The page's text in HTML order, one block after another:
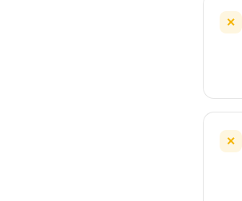
✕
✕